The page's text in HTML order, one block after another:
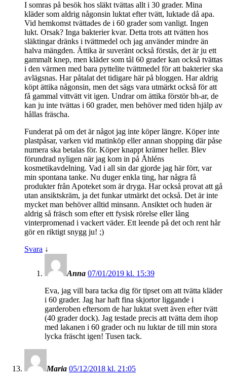
I somras på besök hos släkt tvättas allt i 30 grader. Mina
kläder som aldrig någonsin luktat efter tvätt, luktade då apa.
Vid hemkomst tvättades de i 60 grader som vanligt. Ingen
lukt. Orsak? Inga bakterier kvar. Detta trots att tvätten hos
släktingar dränks i tvättmedel och jag använder mindre än
halva mängden. Ättika är suveränt också förstås, det är ju ett
gammalt knep, men kläder som tål 60 grader kan också tvättas
i den värmen med bara pyttelite tvättmedel för att bakterier ska
avlägsnas. Har påtalat det tidigare här på bloggen. Har aldrig
köpt ättika någonsin, men det sägs vara utmärkt också för att
få gammal vittvätt vit igen. Undrar om ättika förstör bh-ar, de
kan ju inte tvättas i 60 grader, men behöver med tiden hjälp av
hållas fräscha.
Funderat på om det är något jag inte köper längre. Köper inte
plastpåsar, varken vid matinköp eller annan shopping där påse
numera ska betalas för. Köper knappt krämer heller. Blev
förundrad nyligen när jag kom in på Åhléns
kosmetikavdelning. Vad i all sin dar gjorde jag här förr, var
min spontana tanke. Nu duger enkla ting, har några få
produkter från Apoteket som är dryga. Har också provat att gå
utan ansiktskräm, ja det funkar utmärkt det också. Det är inte
mycket man behöver alltid minsann. Ansiktet och huden är
aldrig så fräsch som efter ett fysisk rörelse eller lång
vinterpromenad i vackert väder. Ett leende på det och rent hår
gör en riktigt snygg ju! ;)
Svara ↓
Anna 07/01/2019 kl. 15:39
Eva, jag vill bara tacka dig för tipset om att tvätta kläder
i 60 grader. Jag har haft fina skjortor liggande i
garderoben eftersom de har luktat svett även efter tvätt
(40 grader dock). Jag testade precis att tvätta dem ihop
med lakanen i 60 grader och nu luktar de till min stora
lycka fräscht igen! Tusen tack.
Maria 05/12/2018 kl. 21:05